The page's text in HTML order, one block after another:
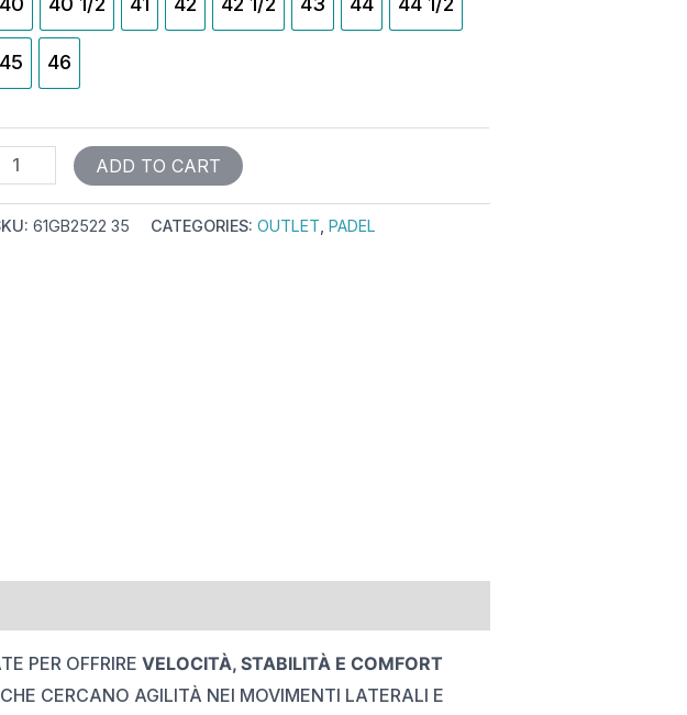
45 46
ADD TO CART
61GB2522 35 CATEGORIES:OUTLET ,PADEL
PER OFFRIRE VELOCITÀ, STABILITÀ E COMFORT
CERCANO AGILITÀ NEI MOVIMENTI LATERALI E